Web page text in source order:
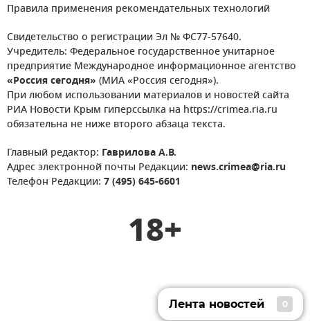
Правила применения рекомендательных технологий
Свидетельство о регистрации Эл № ФС77-57640.
Учредитель: Федеральное государственное унитарное
предприятие Международное информационное агентство
«Россия сегодня» (МИА «Россия сегодня»).
При любом использовании материалов и новостей сайта
РИА Новости Крым гиперссылка на https://crimea.ria.ru
обязательна не ниже второго абзаца текста.
Главный редактор: Гаврилова А.В.
Адрес электронной почты Редакции: news.crimea@ria.ru
Телефон Редакции: 7 (495) 645-6601
18+
Лента новостей 0